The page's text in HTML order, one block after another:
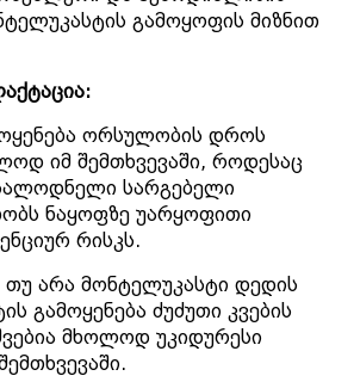
გამოყოფის მიზნით
ორსულობის დროს
იმ შემთხვევაში, როდესაც
სარგებელი
ნაყოფზე უარყოფითი
რისკს.
თუ არა მონტელუკასტი დედის
გამოყენება ძუძუთი კვების
მხოლოდ უკიდურესი